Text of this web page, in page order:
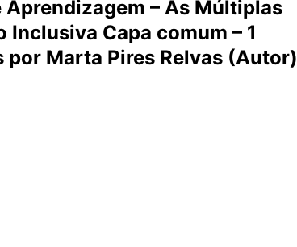
– As Múltiplas
Capa comum – 1
Marta Pires Relvas (Autor)